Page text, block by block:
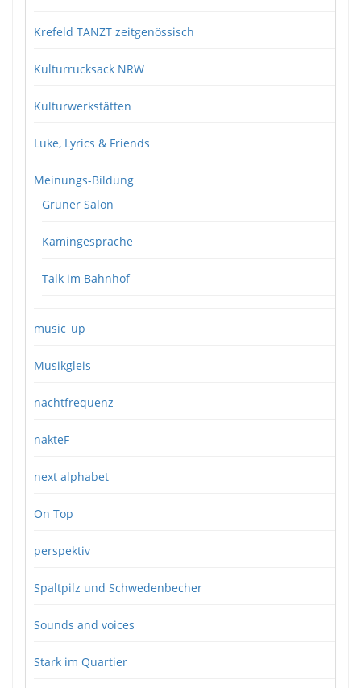
Krefeld TANZT zeitgenössisch
Kulturrucksack NRW
Kulturwerkstätten
Luke, Lyrics & Friends
Meinungs-Bildung
Grüner Salon
Kamingespräche
Talk im Bahnhof
music_up
Musikgleis
nachtfrequenz
nakteF
next alphabet
On Top
perspektiv
Spaltpilz und Schwedenbecher
Sounds and voices
Stark im Quartier